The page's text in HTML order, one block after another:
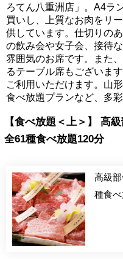
ろてん八重洲店」。A4ラ
買いし、上質なお肉をリ
供しています。仕切りの
の飲み会や女子会、接待
雰囲気のお席です。また
るテーブル席もございま
ご利用いただけます。山
食べ放題プランなど、多
【食べ放題＜上＞】 高
全61種食べ放題120分
高級
種食